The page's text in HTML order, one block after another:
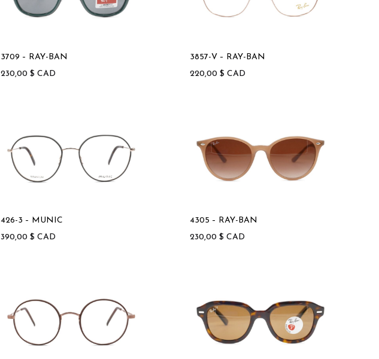
3709 – RAY-BAN
230,00 $ CAD
3857-V – RAY-BAN
220,00 $ CAD
426-3 – MUNIC
390,00 $ CAD
4305 – RAY-BAN
230,00 $ CAD